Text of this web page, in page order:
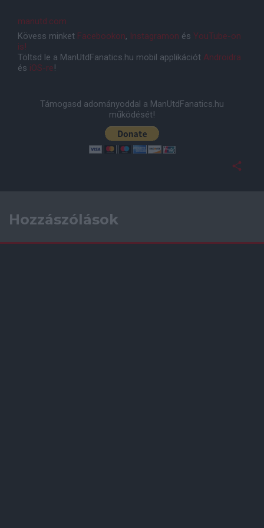
manutd.com
Kövess minket Facebookon, Instagramon és YouTube-on
is!
Töltsd le a ManUtdFanatics.hu mobil applikációt Androidra
és iOS-re!
Támogasd adományoddal a ManUtdFanatics.hu
működését!
Hozzászólások